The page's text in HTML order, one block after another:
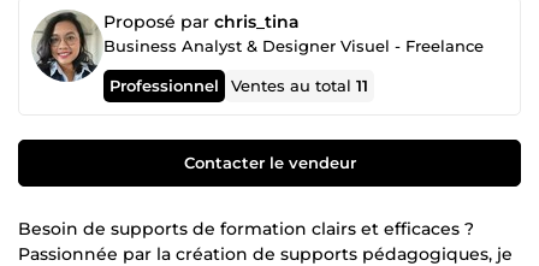
Proposé par chris_tina
Business Analyst & Designer Visuel - Freelance
Professionnel Ventes au total11
Contacter le vendeur
Besoin de supports de formation clairs et efficaces ?
Passionnée par la création de supports pédagogiques, je